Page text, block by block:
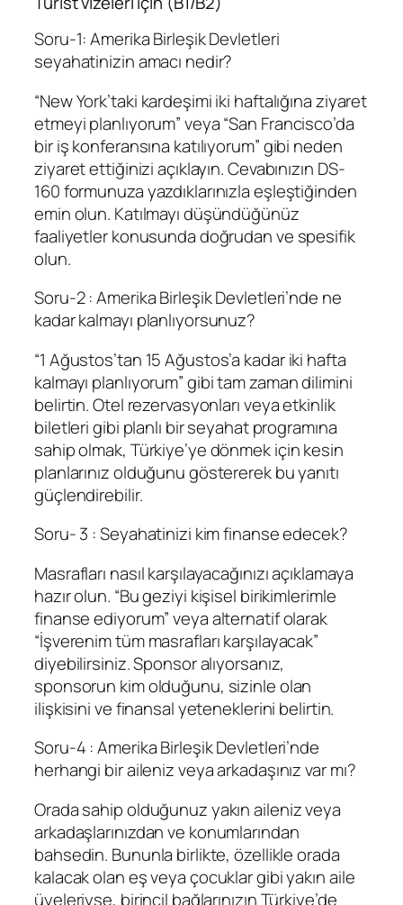
Soru-1: Amerika Birleşik Devletleri
seyahatinizin amacı nedir?
“New York’taki kardeşimi iki haftalığına ziyaret
etmeyi planlıyorum” veya “San Francisco’da
bir iş konferansına katılıyorum” gibi neden
ziyaret ettiğinizi açıklayın. Cevabınızın DS-
160 formunuza yazdıklarınızla eşleştiğinden
emin olun. Katılmayı düşündüğünüz
faaliyetler konusunda doğrudan ve spesifik
olun.
Soru-2 : Amerika Birleşik Devletleri’nde ne
kadar kalmayı planlıyorsunuz?
“1 Ağustos’tan 15 Ağustos’a kadar iki hafta
kalmayı planlıyorum” gibi tam zaman dilimini
belirtin. Otel rezervasyonları veya etkinlik
biletleri gibi planlı bir seyahat programına
sahip olmak, Türkiye’ye dönmek için kesin
planlarınız olduğunu göstererek bu yanıtı
güçlendirebilir.
Soru- 3 : Seyahatinizi kim finanse edecek?
Masrafları nasıl karşılayacağınızı açıklamaya
hazır olun. “Bu geziyi kişisel birikimlerimle
finanse ediyorum” veya alternatif olarak
“İşverenim tüm masrafları karşılayacak”
diyebilirsiniz. Sponsor alıyorsanız,
sponsorun kim olduğunu, sizinle olan
ilişkisini ve finansal yeteneklerini belirtin.
Soru-4 : Amerika Birleşik Devletleri’nde
herhangi bir aileniz veya arkadaşınız var mı?
Orada sahip olduğunuz yakın aileniz veya
arkadaşlarınızdan ve konumlarından
bahsedin. Bununla birlikte, özellikle orada
kalacak olan eş veya çocuklar gibi yakın aile
üyeleriyse, birincil bağlarınızın Türkiye’de